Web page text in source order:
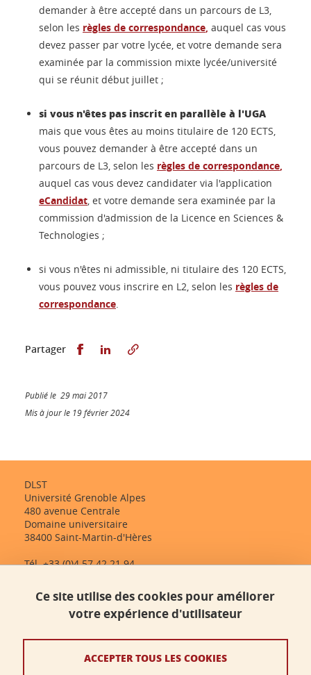
demander à être accepté dans un parcours de L3,
selon les règles de correspondance, auquel cas vous
devez passer par votre lycée, et votre demande sera
examinée par la commission mixte lycée/université
qui se réunit début juillet ;
si vous n'êtes pas inscrit en parallèle à l'UGA
mais que vous êtes au moins titulaire de 120 ECTS,
vous pouvez demander à être accepté dans un
parcours de L3, selon les règles de correspondance,
auquel cas vous devez candidater via l'application
eCandidat, et votre demande sera examinée par la
commission d'admission de la Licence en Sciences &
Technologies ;
si vous n'êtes ni admissible, ni titulaire des 120 ECTS,
vous pouvez vous inscrire en L2, selon les règles de
correspondance.
Partager Partager sur Facebook
Partager sur LinkedIn
Publié le 29 mai 2017
Mis à jour le 19 février 2024
DLST
Université Grenoble Alpes
480 avenue Centrale
Domaine universitaire
38400 Saint-Martin-d'Hères
Tél. +33 (0)4 57 42 21 94
Ce site utilise des cookies pour améliorer
votre expérience d'utilisateur
ACCEPTER TOUS LES COOKIES